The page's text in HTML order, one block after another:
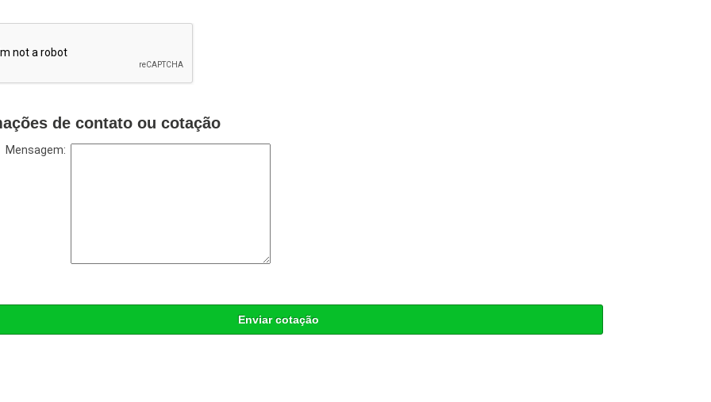
de contato ou cotação
Mensagem:
Enviar cotação